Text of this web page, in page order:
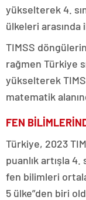
yükselterek 4.
ülkeleri arasında
TIMSS
rağmen Türkiye
yükselterek
matematik
FEN
Türkiye, 2023
puanlık artışla 4.
fen bilimleri
5 ülke”den biri